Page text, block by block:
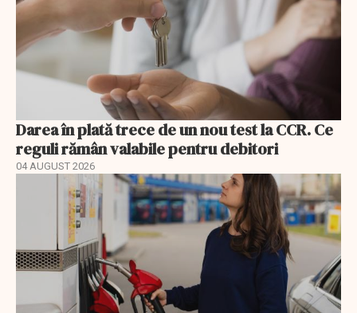
Darea în plată trece de un nou test la CCR. Ce
reguli rămân valabile pentru debitori
04 AUGUST 2026